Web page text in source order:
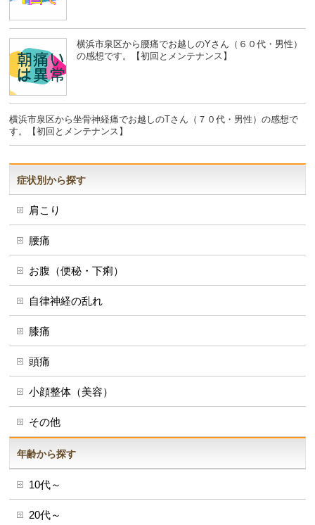
横浜市泉区から腰痛でお越しのYさん（６０代・男性）
の感想です。【初回とメンテナンス】
横浜市泉区から坐骨神経痛でお越しのTさん（７０代・男性）の感想で
す。【初回とメンテナンス】
症状別から探す
肩こり
腰痛
お腹（便秘・下痢）
自律神経の乱れ
膝痛
頭痛
小顔整体（美容）
その他
年齢から探す
10代～
20代～